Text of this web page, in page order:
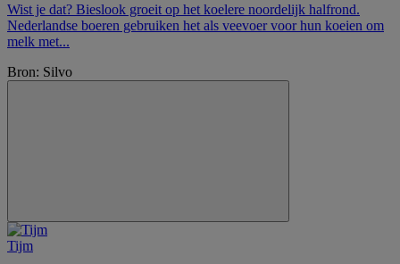
Wist je dat? Bieslook groeit op het koelere noordelijk halfrond.
Nederlandse boeren gebruiken het als veevoer voor hun koeien om
melk met...
Bron: Silvo
Tijm